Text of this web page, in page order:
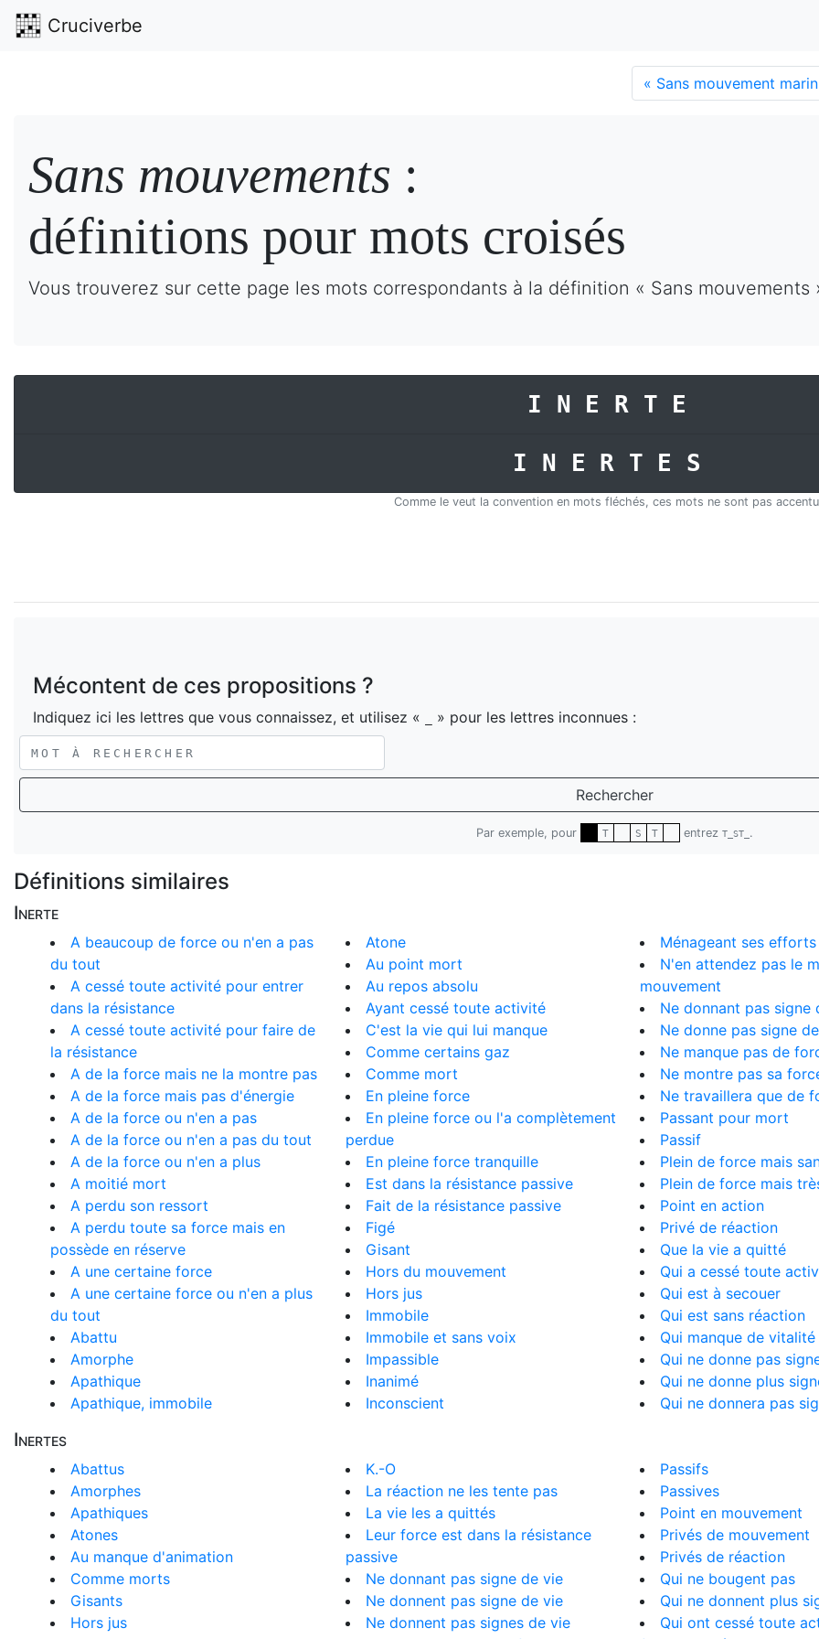
Cruciverbe
« Sans mouvement marin
Sans mouvements :
définitions pour mots croisés
Vous trouverez sur cette page les mots correspondants à la définition « Sans mouvements
INERTE
INERTES
Comme le veut la convention en mots fléchés, ces mots ne sont pas
Mécontent de ces propositions ?
Indiquez ici les lettres que vous connaissez, et utilisez « » pour les lettres inconnues :
Rechercher
Par exemple, pour T S T entrez T_ST_ .
Définitions similaires
Inerte
A beaucoup de force ou n'en a pas
du tout
A cessé toute activité pour entrer
dans la résistance
A cessé toute activité pour faire de
la résistance
A de la force mais ne la montre pas
A de la force mais pas d'énergie
A de la force ou n'en a pas
A de la force ou n'en a pas du tout
A de la force ou n'en a plus
A moitié mort
A perdu son ressort
A perdu toute sa force mais en
possède en réserve
A une certaine force
A une certaine force ou n'en a plus
du tout
Abattu
Amorphe
Apathique
Apathique, immobile
Atone
Au point mort
Au repos absolu
Ayant cessé toute activité
C'est la vie qui lui manque
Comme certains gaz
Comme mort
En pleine force
En pleine force ou l'a complètement
perdue
En pleine force tranquille
Est dans la résistance passive
Fait de la résistance passive
Figé
Gisant
Hors du mouvement
Hors jus
Immobile
Immobile et sans voix
Impassible
Inanimé
Inconscient
Ménageant ses efforts
N'en attendez pas le
mouvement
Ne donnant pas signe
Ne donne pas signe
Ne manque pas de
Ne montre pas sa
Ne travaillera que de
Passant pour mort
Passif
Plein de force mais
Plein de force mais
Point en action
Privé de réaction
Que la vie a quitté
Qui a cessé toute
Qui est à secouer
Qui est sans réaction
Qui manque de vitalité
Qui ne donne pas
Qui ne donne plus
Qui ne donnera pas
Inertes
Abattus
Amorphes
Apathiques
Atones
Au manque d'animation
Comme morts
Gisants
Hors jus
K.-O
La réaction ne les tente pas
La vie les a quittés
Leur force est dans la résistance
passive
Ne donnant pas signe de vie
Ne donnent pas signe de vie
Ne donnent pas signes de vie
Passifs
Passives
Point en mouvement
Privés de mouvement
Privés de réaction
Qui ne bougent pas
Qui ne donnent plus
Qui ont cessé toute